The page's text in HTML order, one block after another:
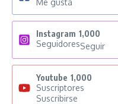
Me gusta
Instagram 1,000
SeguidoresSeguir
Youtube 1,000
Suscriptores
Suscribirse